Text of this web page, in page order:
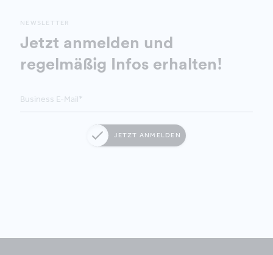
NEWSLETTER
Jetzt anmelden und
regelmäßig Infos erhalten!
JETZT ANMELDEN